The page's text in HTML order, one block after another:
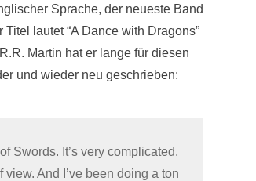
Sprache, der neueste Band
lautet “A Dance with Dragons”
Martin hat er lange für diesen
und wieder neu geschrieben:
Swords. It’s very complicated.
view. And I’ve been doing a ton